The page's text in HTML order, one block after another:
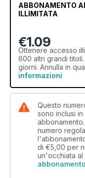
ABBONAMENTO
ILLIMITATA
€1.09
Ottenere accesso
600 altri grandi
giorni. Annulla in
informazioni
Questo
sono inclusi
numero
di €5,00 per
un'occhiata
abbonamento